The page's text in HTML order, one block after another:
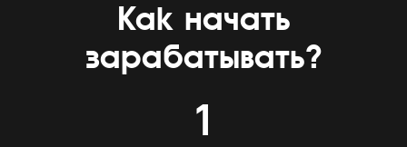
Как начать
зарабатывать?
1